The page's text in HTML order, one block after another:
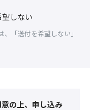
望しない
「送付を希望しない」
の上、申し込み